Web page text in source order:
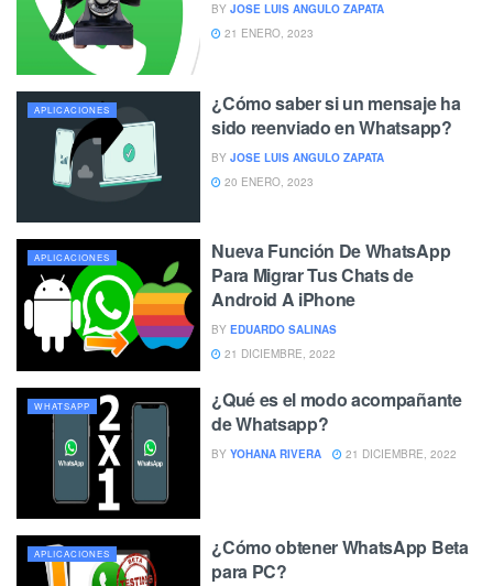
BY JOSE LUIS ANGULO ZAPATA
21 ENERO, 2023
APLICACIONES
¿Cómo saber si un mensaje ha
sido reenviado en Whatsapp?
BY JOSE LUIS ANGULO ZAPATA
20 ENERO, 2023
APLICACIONES
Nueva Función De WhatsApp
Para Migrar Tus Chats de
Android A iPhone
BY EDUARDO SALINAS
21 DICIEMBRE, 2022
WHATSAPP
¿Qué es el modo acompañante
de Whatsapp?
BY YOHANA RIVERA 21 DICIEMBRE, 2022
APLICACIONES
¿Cómo obtener WhatsApp Beta
para PC?